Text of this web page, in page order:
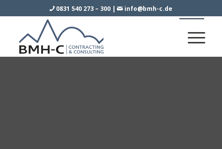
0831 540 273 – 300| info@bmh-c.de